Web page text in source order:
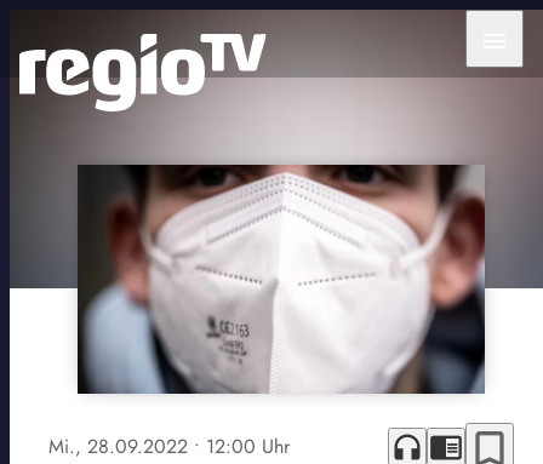
Mi., 28.09.2022 • 12:00 Uhr headphones chrome_reader_mode bookmark_border